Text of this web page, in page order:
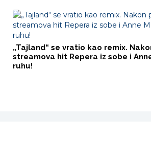
„Tajland“ se vratio kao remix.
streamova hit Repera iz sobe i
ruhu!